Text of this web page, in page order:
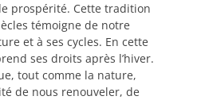
prospérité. Cette tradition
témoigne de notre
et à ses cycles. En cette
ses droits après l’hiver.
tout comme la nature,
de nous renouveler, de